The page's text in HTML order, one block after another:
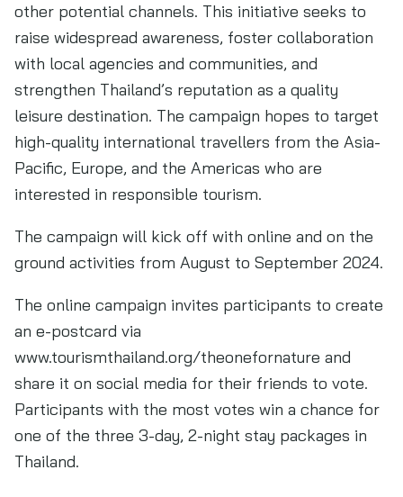
other potential channels. This initiative seeks to
raise widespread awareness, foster collaboration
with local agencies and communities, and
strengthen Thailand’s reputation as a quality
leisure destination. The campaign hopes to target
high-quality international travellers from the Asia-
Pacific, Europe, and the Americas who are
interested in responsible tourism.
The campaign will kick off with online and on the
ground activities from August to September 2024.
The online campaign invites participants to create
an e-postcard via
www.tourismthailand.org/theonefornature and
share it on social media for their friends to vote.
Participants with the most votes win a chance for
one of the three 3-day, 2-night stay packages in
Thailand.